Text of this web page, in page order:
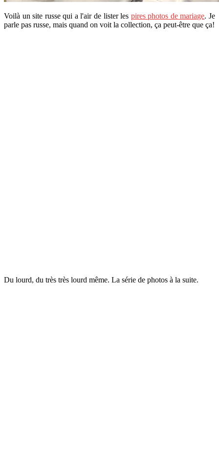
Voilà un site russe qui a l'air de lister les pires photos de mariage. Je
parle pas russe, mais quand on voit la collection, ça peut-être que ça!
Du lourd, du très très lourd même. La série de photos à la suite.